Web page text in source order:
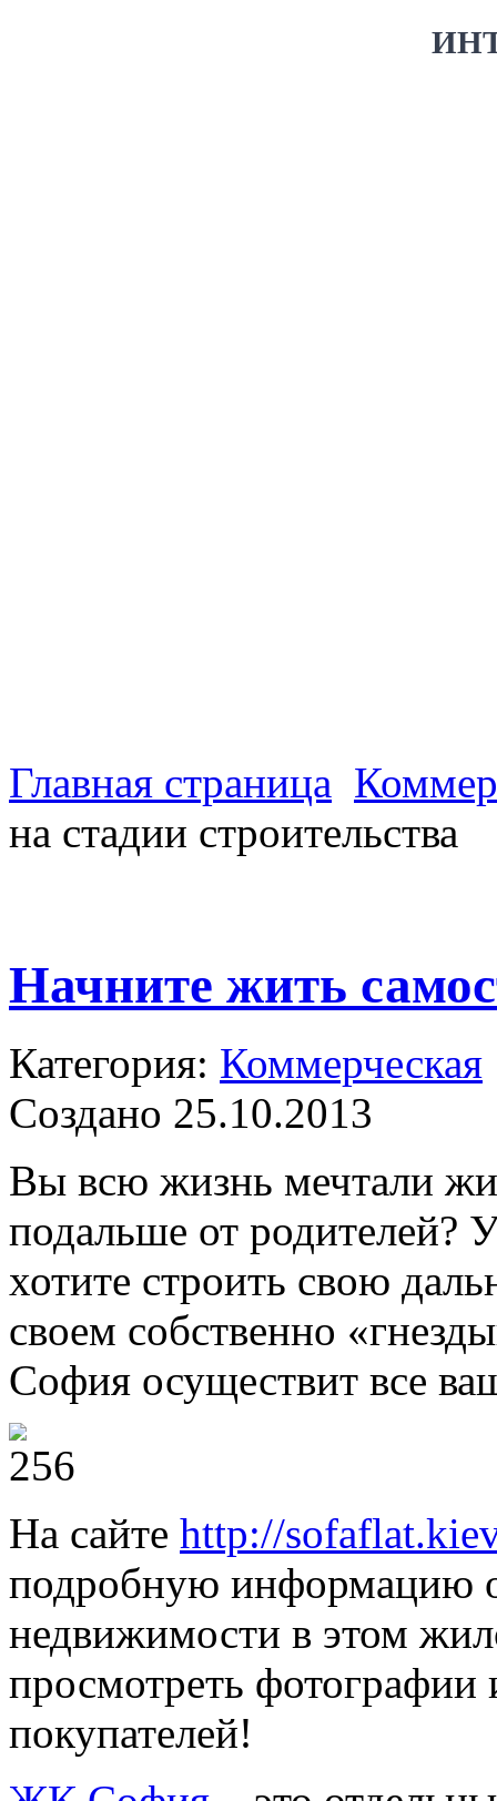
Главная страница
на стадии строительства
Начните жить
Категория: Коммерческая
Создано 25.10.2013
Вы всю жизнь мечтали
подальше от родителей?
хотите строить свою
своем собственно
София осуществит все
На сайте http://
подробную информацию
недвижимости в этом
просмотреть фотографии
покупателей!